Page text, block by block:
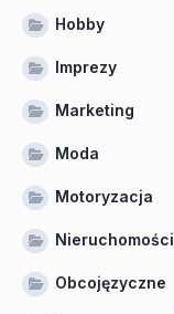
Hobby
Imprezy
Marketing
Moda
Motoryzacja
Nieruchomości
Obcojęzyczne